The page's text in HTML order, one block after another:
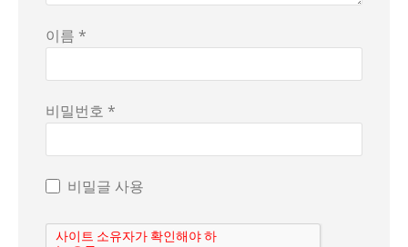
이름 *
비밀번호 *
비밀글 사용